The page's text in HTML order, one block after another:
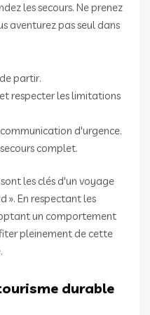
les secours. Ne prenez
aventurez pas seul dans
partir.
respecter les limitations
d'urgence.
complet.
les clés d'un voyage
». En respectant les
un comportement
pleinement de cette
durable